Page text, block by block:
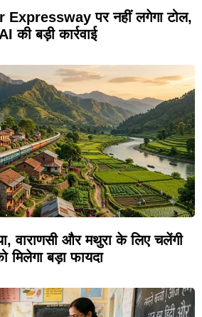
पर नहीं लगेगा टोल,
की बड़ी कार्रवाई
वाराणसी और मथुरा के लिए चलेंगी
मिलेगा बड़ा फायदा